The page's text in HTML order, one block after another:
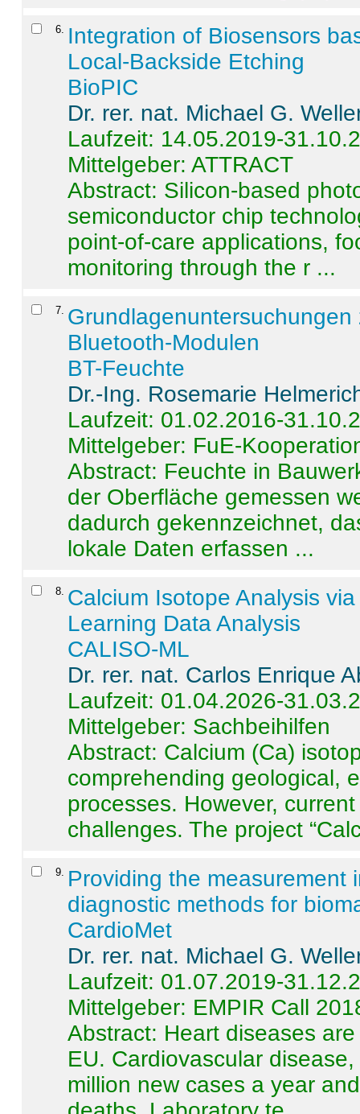
6
Integration of Biosensors
Local-Backside Etching
BioPIC
Dr. rer. nat. Michael G.
Laufzeit: 14.05.2019-
Mittelgeber: ATTRACT
Abstract: Silicon-based
semiconductor chip
point-of-care applications,
monitoring through the r ...
7
Bluetooth-Modulen
BT-Feuchte
Dr.-Ing. Rosemarie
Laufzeit: 01.02.2016-
Mittelgeber: FuE-
Abstract: Feuchte in
der Oberfläche gemessen
dadurch gekennzeichnet,
lokale Daten erfassen ...
8 Calcium Isotope Analysis
Learning Data Analysis
CALISO-ML
Dr. rer. nat. Carlos Enrique
Laufzeit: 01.04.2026-
Mittelgeber: Sachbeihilfen
Abstract: Calcium (Ca)
comprehending geological,
processes. However,
challenges. The project
9
Providing the measurement
diagnostic methods for
CardioMet
Dr. rer. nat. Michael G.
Laufzeit: 01.07.2019-
Mittelgeber: EMPIR Call
Abstract: Heart diseases
EU. Cardiovascular
million new cases a year